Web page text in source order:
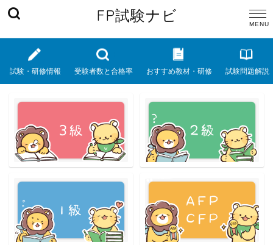
FP試験ナビ
試験・研修情報 受験者数と合格率 おすすめ教材・研修 試験問題解説